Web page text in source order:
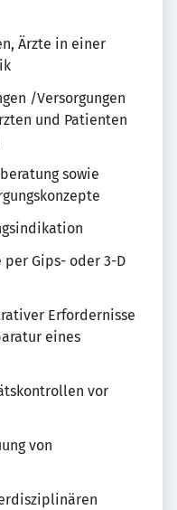
Ärzte in einer
/Versorgungen
und Patienten
sowie
Gips- oder 3-D
Erfordernisse
eines
vor
von